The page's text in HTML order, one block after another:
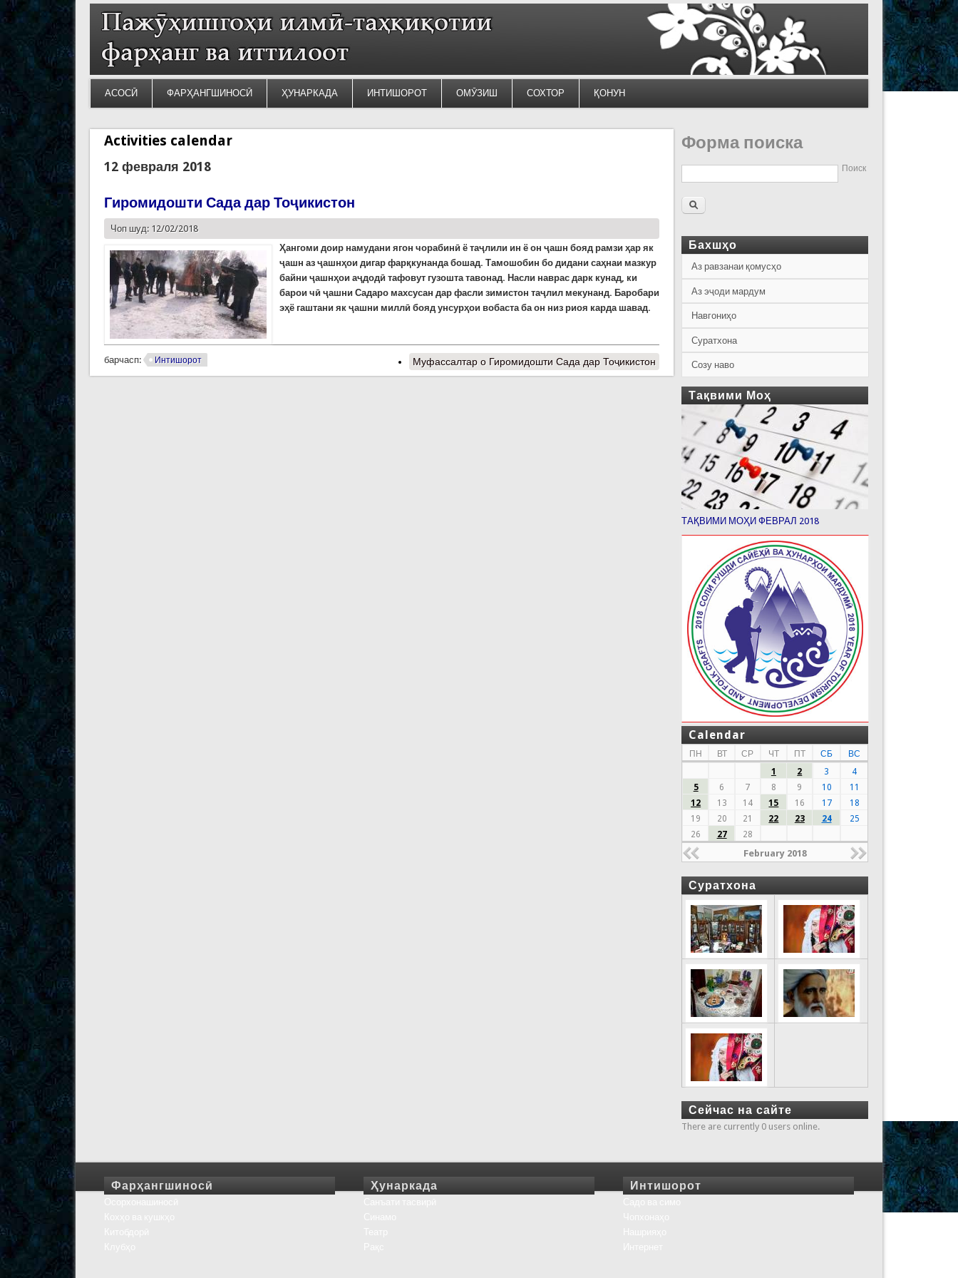
АСОСӢ ФАРҲАНГШИНОСӢ ҲУНАРКАДА ИНТИШОРОТ ОМӮЗИШ СОХТОР ҚОНУН
Activities calendar
12 февраля 2018
Гиромидошти Сада дар Тоҷикистон
Чоп шуд: 12/02/2018
Ҳангоми доир намудани ягон чорабинӣ ё таҷлили ин ё он ҷашн бояд рамзи ҳар як
ҷашн аз ҷашнҳои дигар фарқкунанда бошад. Тамошобин бо дидани саҳнаи мазкур
байни ҷашнҳои аҷдодӣ тафовут гузошта тавонад. Насли наврас дарк кунад, ки
барои чӣ ҷашни Садаро махсусан дар фасли зимистон таҷлил мекунанд. Баробари
эҳё гаштани як ҷашни миллӣ бояд унсурҳои вобаста ба он низ риоя карда шавад.
барчасп: Интишорот Муфассалтар о Гиромидошти Сада дар Тоҷикистон
Форма поиска
Поиск
Бахшҳо
Аз равзанаи қомусҳо
Аз эҷоди мардум
Навгониҳо
Суратхона
Созу наво
Тақвими Моҳ
ТАҚВИМИ МОҲИ ФЕВРАЛ 2018
Calendar
ПН ВТ СР ЧТ ПТ СБ
ВС
1
2 3
4
5
6 7 8 9 10
11
12
13 14 15 16 17
18
19
20 21 22 23 24
25
26
27 28
February 2018
Суратхона
Сейчас на сайте
There are currently 0 users online.
Фарҳангшиносӣ Ҳунаркада Интишорот